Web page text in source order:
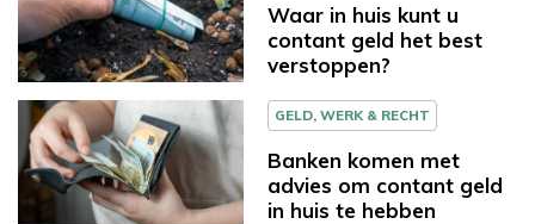
Waar in huis kunt u
contant geld het best
verstoppen?
GELD, WERK & RECHT
Banken komen met
advies om contant geld
in huis te hebben